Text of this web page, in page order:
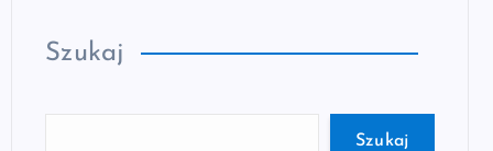
Szukaj
Szukaj